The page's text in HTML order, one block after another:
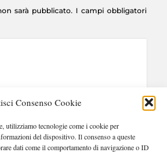
Consenso Cookie
utilizziamo tecnologie come i cookie per
del dispositivo. Il consenso a queste
dati come il comportamento di navigazione o ID
sarà pubblicato. I campi obbligatori
* Sito web